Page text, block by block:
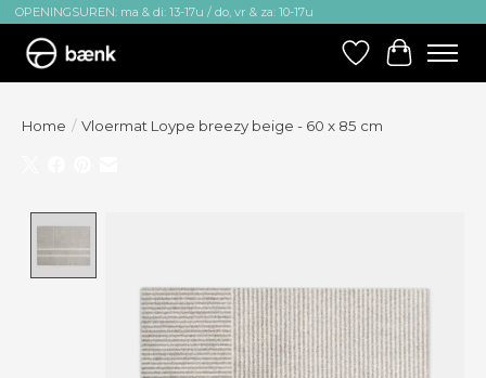
OPENINGSUREN: ma & di: 13-17u / do, vr & za: 10-17u
Verlanglijst
Home / Vloermat Loype breezy beige - 60 x 85 cm